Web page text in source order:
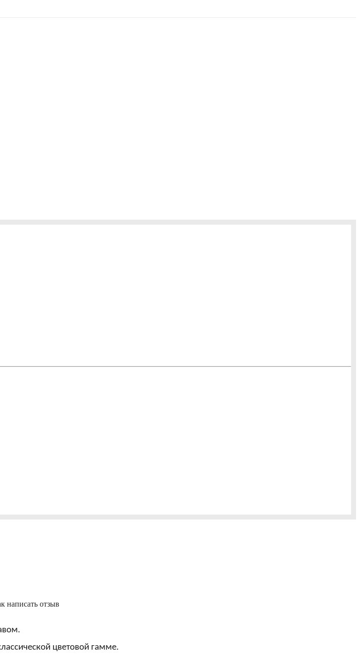
написать отзыв
цветовой гамме.